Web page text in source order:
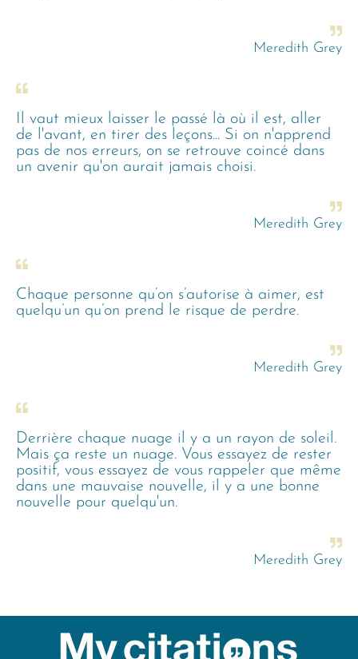
Meredith Grey
Il vaut mieux laisser le passé là où il est, aller
de l'avant, en tirer des leçons... Si on n'apprend
pas de nos erreurs, on se retrouve coincé dans
un avenir qu'on aurait jamais choisi.
Meredith Grey
Chaque personne qu’on s’autorise à aimer, est
quelqu’un qu’on prend le risque de perdre.
Meredith Grey
Derrière chaque nuage il y a un rayon de soleil.
Mais ça reste un nuage. Vous essayez de rester
positif, vous essayez de vous rappeler que même
dans une mauvaise nouvelle, il y a une bonne
nouvelle pour quelqu'un.
Meredith Grey